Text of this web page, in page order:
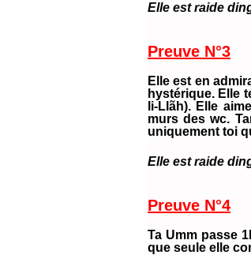
Elle est raide
Preuve N°3
Elle est en
hystérique. Elle
li-Llãh). Elle
murs des wc.
uniquement toi
Elle est raide
Preuve N°4
Ta Umm passe
que seule elle